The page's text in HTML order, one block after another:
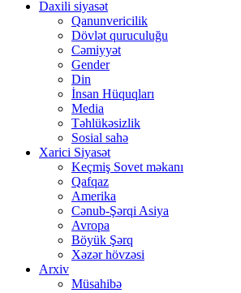
Daxili siyasət
Qanunvericilik
Dövlət quruculuğu
Cəmiyyət
Gender
Din
İnsan Hüquqları
Media
Təhlükəsizlik
Sosial sahə
Xarici Siyasət
Keçmiş Sovet məkanı
Qafqaz
Amerika
Cənub-Şərqi Asiya
Avropa
Böyük Şərq
Xəzər hövzəsi
Arxiv
Müsahibə